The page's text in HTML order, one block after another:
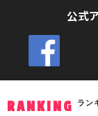
公式
RANKING ラン